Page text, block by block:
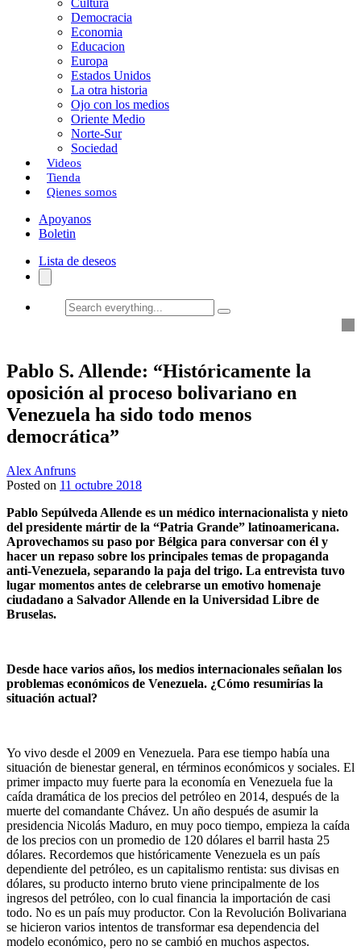
Cultura
Democracia
Economia
Educacion
Europa
Estados Unidos
La otra historia
Ojo con los medios
Oriente Medio
Norte-Sur
Sociedad
Videos
Tienda
Qienes somos
Apoyanos
Boletin
Lista de deseos
Search
everything...
Pablo S. Allende: “Históricamente la
oposición al proceso bolivariano en
Venezuela ha sido todo menos
democrática”
Alex Anfruns
Posted on 11 octubre 2018
Pablo Sepúlveda Allende es un médico internacionalista y nieto
del presidente mártir de la “Patria Grande” latinoamericana.
Aprovechamos su paso por Bélgica para conversar con él y
hacer un repaso sobre los principales temas de propaganda
anti-Venezuela, separando la paja del trigo. La entrevista tuvo
lugar momentos antes de celebrarse un emotivo homenaje
ciudadano a Salvador Allende en la Universidad Libre de
Bruselas.
Desde hace varios años, los medios internacionales señalan los
problemas económicos de Venezuela. ¿Cómo resumirías la
situación actual?
Yo vivo desde el 2009 en Venezuela. Para ese tiempo había una
situación de bienestar general, en términos económicos y sociales. El
primer impacto muy fuerte para la economía en Venezuela fue la
caída dramática de los precios del petróleo en 2014, después de la
muerte del comandante Chávez. Un año después de asumir la
presidencia Nicolás Maduro, en muy poco tiempo, empieza la caída
de los precios con un promedio de 120 dólares el barril hasta 25
dólares. Recordemos que históricamente Venezuela es un país
dependiente del petróleo, es un capitalismo rentista: sus divisas en
dólares, su producto interno bruto viene principalmente de los
ingresos del petróleo, con lo cual financia la importación de casi
todo. No es un país muy productor. Con la Revolución Bolivariana
se hicieron varios intentos de transformar esa dependencia del
modelo económico, pero no se cambió en muchos aspectos.